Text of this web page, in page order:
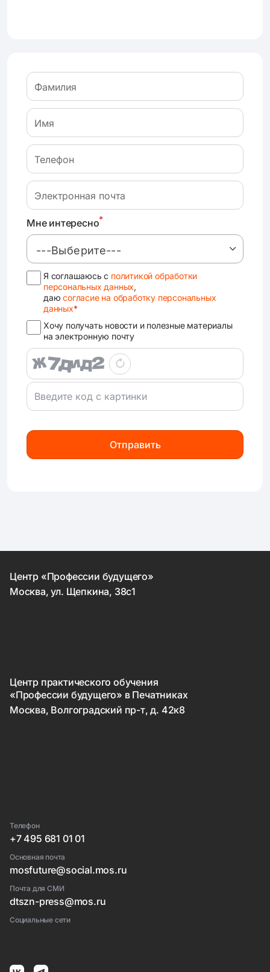
Мне интересно*
---Выберите---
Я соглашаюсь с политикой обработки
персональных данных,
даюсогласие на обработку персональных
данных*
Хочу получать новости и полезные материалы
на электронную почту
Отправить
Центр «Профессии будущего»
Москва, ул. Щепкина, 38с1
Центр практического обучения
«Профессии будущего» в Печатниках
Москва, Волгоградский пр-т, д. 42к8
Телефон
+7 495 681 01 01
Основная почта
mosfuture@social.mos.ru
Почта для СМИ
dtszn-press@mos.ru
Социальные сети